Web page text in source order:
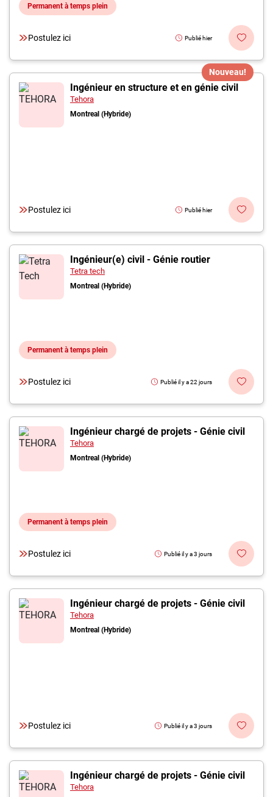
Permanent à temps plein
Postulez ici Publié hier
Nouveau!
Ingénieur en structure et en génie civil
Tehora
Montreal (Hybride)
Postulez ici Publié hier
Ingénieur(e) civil - Génie routier
Tetra tech
Montreal (Hybride)
Permanent à temps plein
Postulez ici Publié il y a 22 jours
Ingénieur chargé de projets - Génie civil
Tehora
Montreal (Hybride)
Permanent à temps plein
Postulez ici Publié il y a 3 jours
Ingénieur chargé de projets - Génie civil
Tehora
Montreal (Hybride)
Postulez ici Publié il y a 3 jours
Ingénieur chargé de projets - Génie civil
Tehora